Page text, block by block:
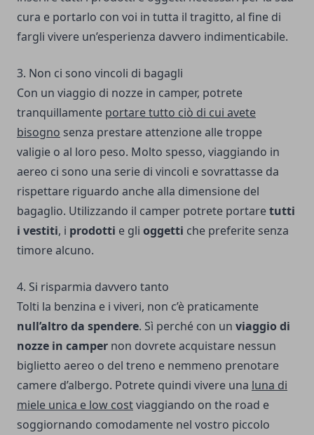
cura e portarlo con voi in tutta il tragitto, al fine di
fargli vivere un’esperienza davvero indimenticabile.
3. Non ci sono vincoli di bagagli
Con un viaggio di nozze in camper, potrete
tranquillamente portare tutto ciò di cui avete
bisogno senza prestare attenzione alle troppe
valigie o al loro peso. Molto spesso, viaggiando in
aereo ci sono una serie di vincoli e sovrattasse da
rispettare riguardo anche alla dimensione del
bagaglio. Utilizzando il camper potrete portaretutti
i vestiti, i prodotti e gli oggetti che preferite senza
timore alcuno.
4. Si risparmia davvero tanto
Tolti la benzina e i viveri, non c’è praticamente
null’altro da spendere. Sì perché con un viaggio di
nozze in camper non dovrete acquistare nessun
biglietto aereo o del treno e nemmeno prenotare
camere d’albergo. Potrete quindi vivere una luna di
miele unica e low costviaggiando on the road e
soggiornando comodamente nel vostro piccolo